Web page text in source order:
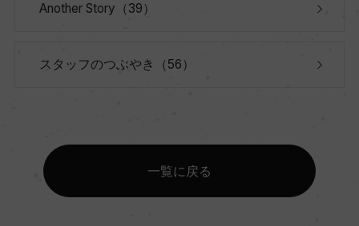
Another Story（39）
スタッフのつぶやき（56）
一覧に戻る